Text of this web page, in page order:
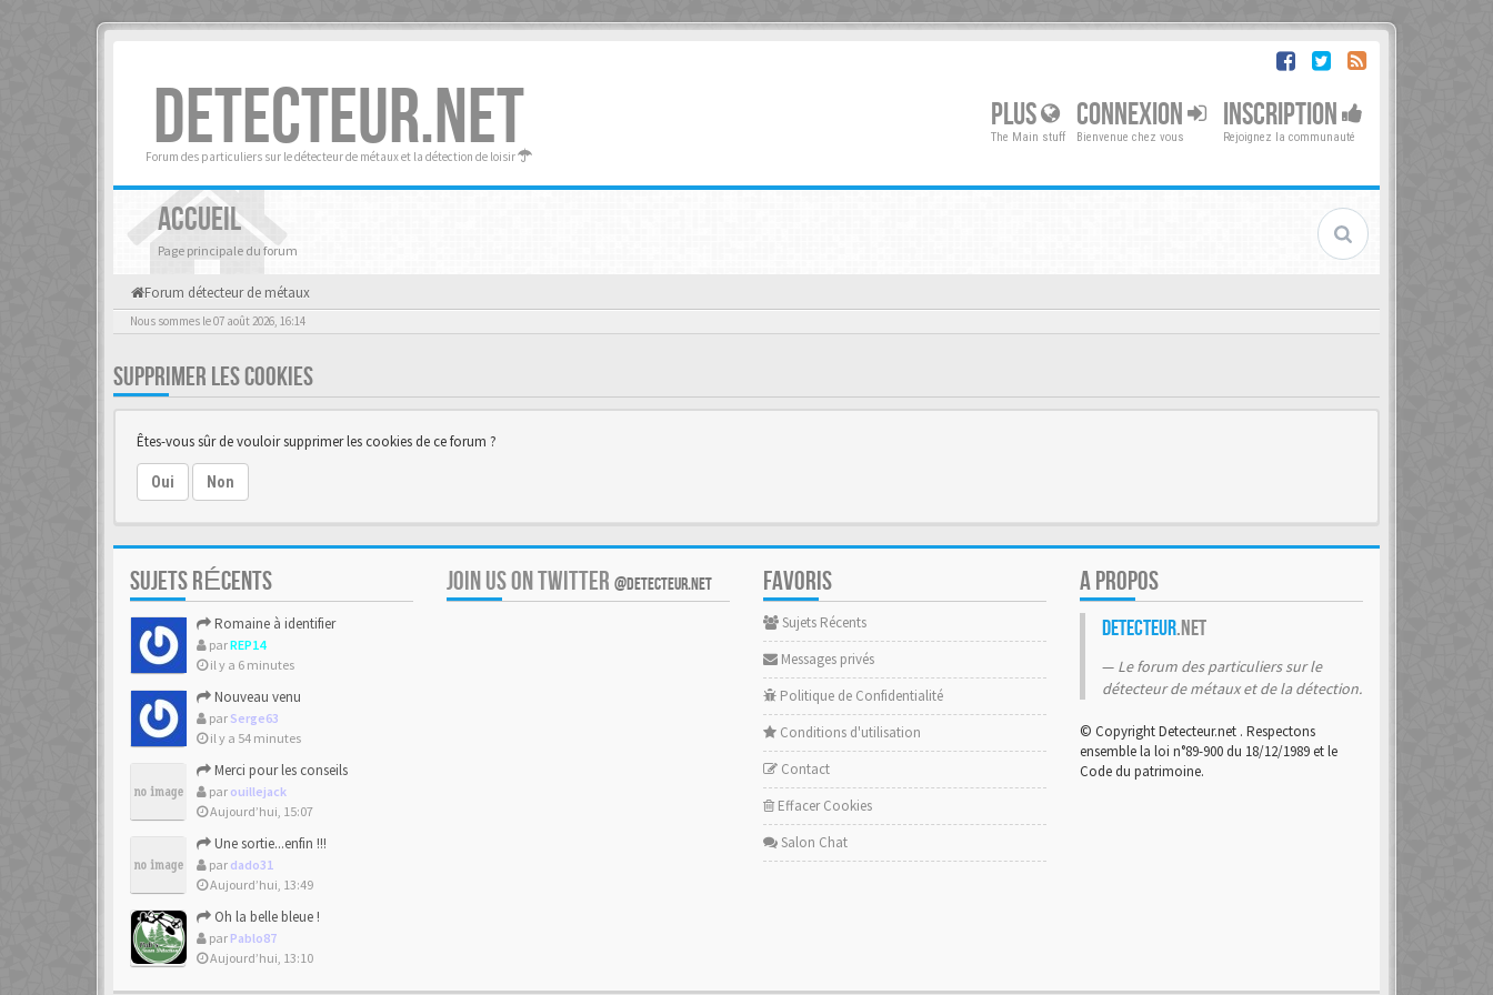
DETECTEUR.NET
Forum des particuliers sur le détecteur de métaux et la détection de loisir
PLUS
The Main stuff
CONNEXION
Bienvenue chez vous
INSCRIPTION
Rejoignez la communauté
ACCUEIL
Page principale du forum
Forum détecteur de métaux
Nous sommes le 07 août 2026, 16:14
SUPPRIMER LES COOKIES
Êtes-vous sûr de vouloir supprimer les cookies de ce forum ?
Oui Non
SUJETS RÉCENTS
Romaine à identifier
parREP14
il y a 6 minutes
Nouveau venu
par Serge63
il y a 54 minutes
Merci pour les conseils
par ouillejack
Aujourd’hui, 15:07
Une sortie...enfin !!!
par dado31
Aujourd’hui, 13:49
Oh la belle bleue !
par Pablo87
Aujourd’hui, 13:10
JOIN US ON TWITTER @DETECTEUR.NET FAVORIS
Sujets Récents
Messages privés
Politique de Confidentialité
Conditions d'utilisation
Contact
Effacer Cookies
Salon Chat
A PROPOS
Detecteur.net
Le forum des particuliers sur le
détecteur de métaux et de la détection.
© Copyright Detecteur.net . Respectons
ensemble la loi n°89-900 du 18/12/1989 et le
Code du patrimoine.